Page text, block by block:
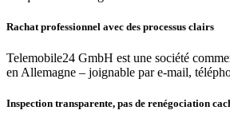
Rachat professionnel avec des processus clairs
Telemobile24 GmbH est une société
en Allemagne – joignable par e-mail,
Inspection transparente, pas de renégociation